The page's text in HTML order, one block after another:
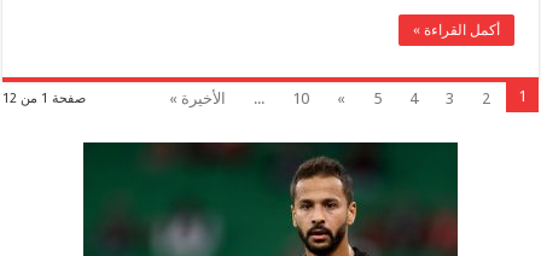
أكمل القراءة »
صفحة 1 من 12 1
2
3
4
5
»
10
... الأخيرة »